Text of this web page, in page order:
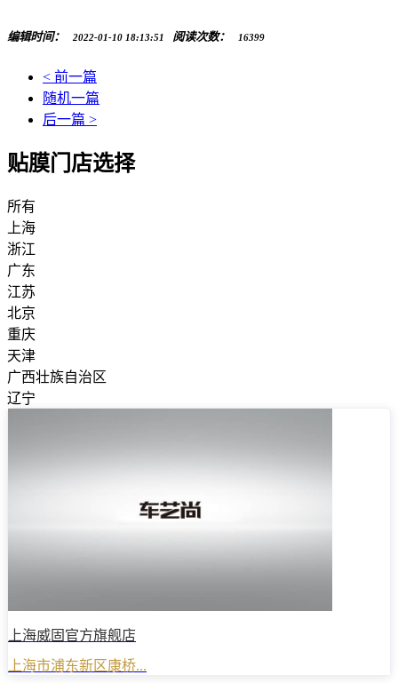
编辑时间： 2022-01-10 18:13:51 阅读次数： 16399
< 前一篇
随机一篇
后一篇 >
贴膜门店选择
所有
上海
浙江
广东
江苏
北京
重庆
天津
广西壮族自治区
辽宁
上海威固官方旗舰店
上海市浦东新区康桥...